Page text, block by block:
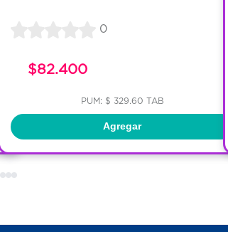
0
$82.400
PUM: $ 329.60 TAB
Agregar